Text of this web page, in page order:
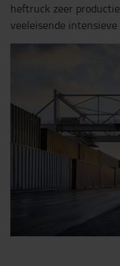
heftruck zeer
veeleisende